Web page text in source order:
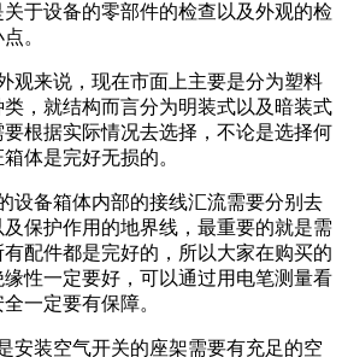
于设备的零部件的检查以及外观的检
。
观来说，现在市面上主要是分为塑料
，就结构而言分为明装式以及暗装式
根据实际情况去选择，不论是选择何
体是完好无损的。
设备箱体内部的接线汇流需要分别去
保护作用的地界线，最重要的就是需
配件都是完好的，所以大家在购买的
性一定要好，可以通过用电笔测量看
一定要有保障。
安装空气开关的座架需要有充足的空